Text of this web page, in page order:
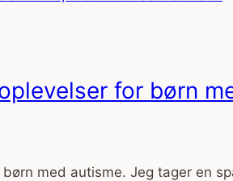
for børn
med autisme. Jeg tager en